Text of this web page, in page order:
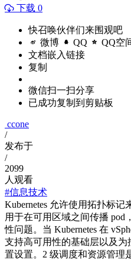
下载 0
快召唤伙伴们来围观吧
微博 QQ QQ空
文档嵌入链接
复制
微信扫一扫分享
已成功复制到剪贴板
ccone
/
发布于
/
2099
人观看
#信息技术
Kubernetes 允许使用拓扑标
用于在可用区域之间传播 pod
性问题。当 Kubernetes 在
支持高可用性的基础层以及
置设置。2 级调度和资源管理